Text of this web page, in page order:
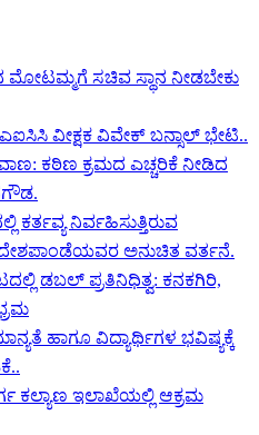
ಸಚಿವ ಸ್ಥಾನ ನೀಡಬೇಕು
ವೀಕ್ಷಕ ವಿವೇಕ್ ಬನ್ಸಾಲ್ ಭೇಟಿ..
ಕಠಿಣ ಕ್ರಮದ ಎಚ್ಚರಿಕೆ ನೀಡಿದ
ಕರ್ತವ್ಯ ನಿರ್ವಹಿಸುತ್ತಿರುವ
ಅನುಚಿತ ವರ್ತನೆ.
ಡಬಲ್ ಪ್ರತಿನಿಧಿತ್ವ: ಕನಕಗಿರಿ,
ಹಾಗೂ ವಿದ್ಯಾರ್ಥಿಗಳ ಭವಿಷ್ಯಕ್ಕೆ
ಕಲ್ಯಾಣ ಇಲಾಖೆಯಲ್ಲಿ ಆಕ್ರಮ